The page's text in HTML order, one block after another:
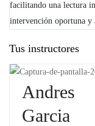
facilitando una lectura
intervención oportuna y
Tus instructores
Andres
Garcia